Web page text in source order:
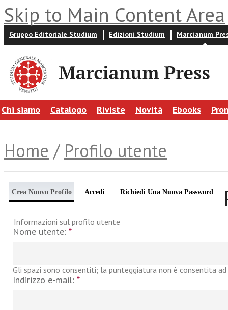
Skip to Main Content Area
Gruppo Editoriale Studium Edizioni Studium Marcianum
Chi siamo Catalogo Riviste Novità Ebooks
Home / Profilo utente
Crea Nuovo Profilo Accedi Richiedi Una Nuova Password
Informazioni sul profilo utente
Nome utente: *
Gli spazi sono consentiti; la punteggiatura non è consentita
Indirizzo e-mail: *